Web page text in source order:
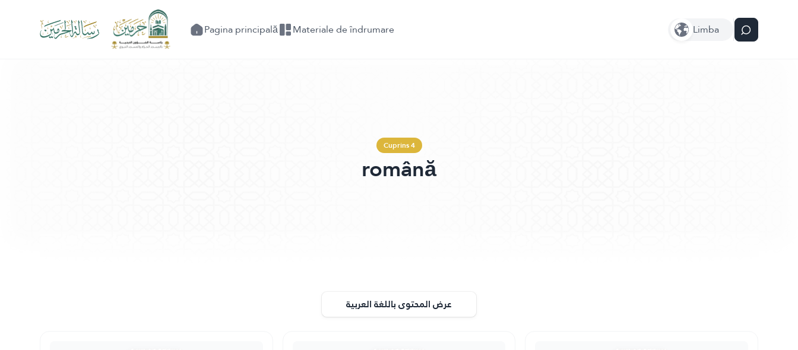
Pagina principală Materiale de îndrumare Limba
Cuprins 4
română
عرض المحتوى باللغة العربية